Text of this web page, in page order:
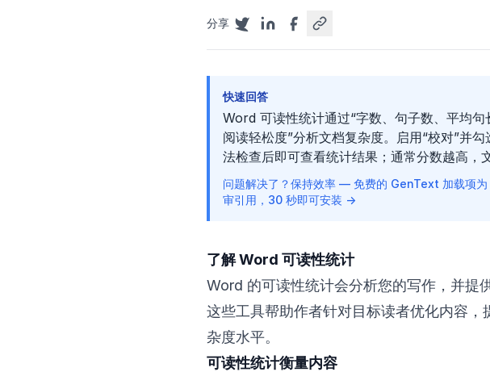
分享
快速回答
Word 可读性统计通过“字数、句子数、平均
阅读轻松度”分析文档复杂度。启用“校对”并
法检查后即可查看统计结果；通常分数越高，
问题解决了？保持效率 — 免费的 GenText 加载项
审引用，30 秒即可安装 →
了解 Word 可读性统计
Word 的可读性统计会分析您的写作，并提
这些工具帮助作者针对目标读者优化内容，
杂度水平。
可读性统计衡量内容